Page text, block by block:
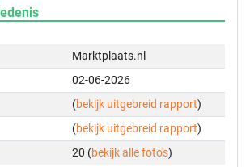
Marktplaats.nl
02-06-2026
(bekijk uitgebreid rapport)
(bekijk uitgebreid rapport)
20 (bekijk alle foto's)